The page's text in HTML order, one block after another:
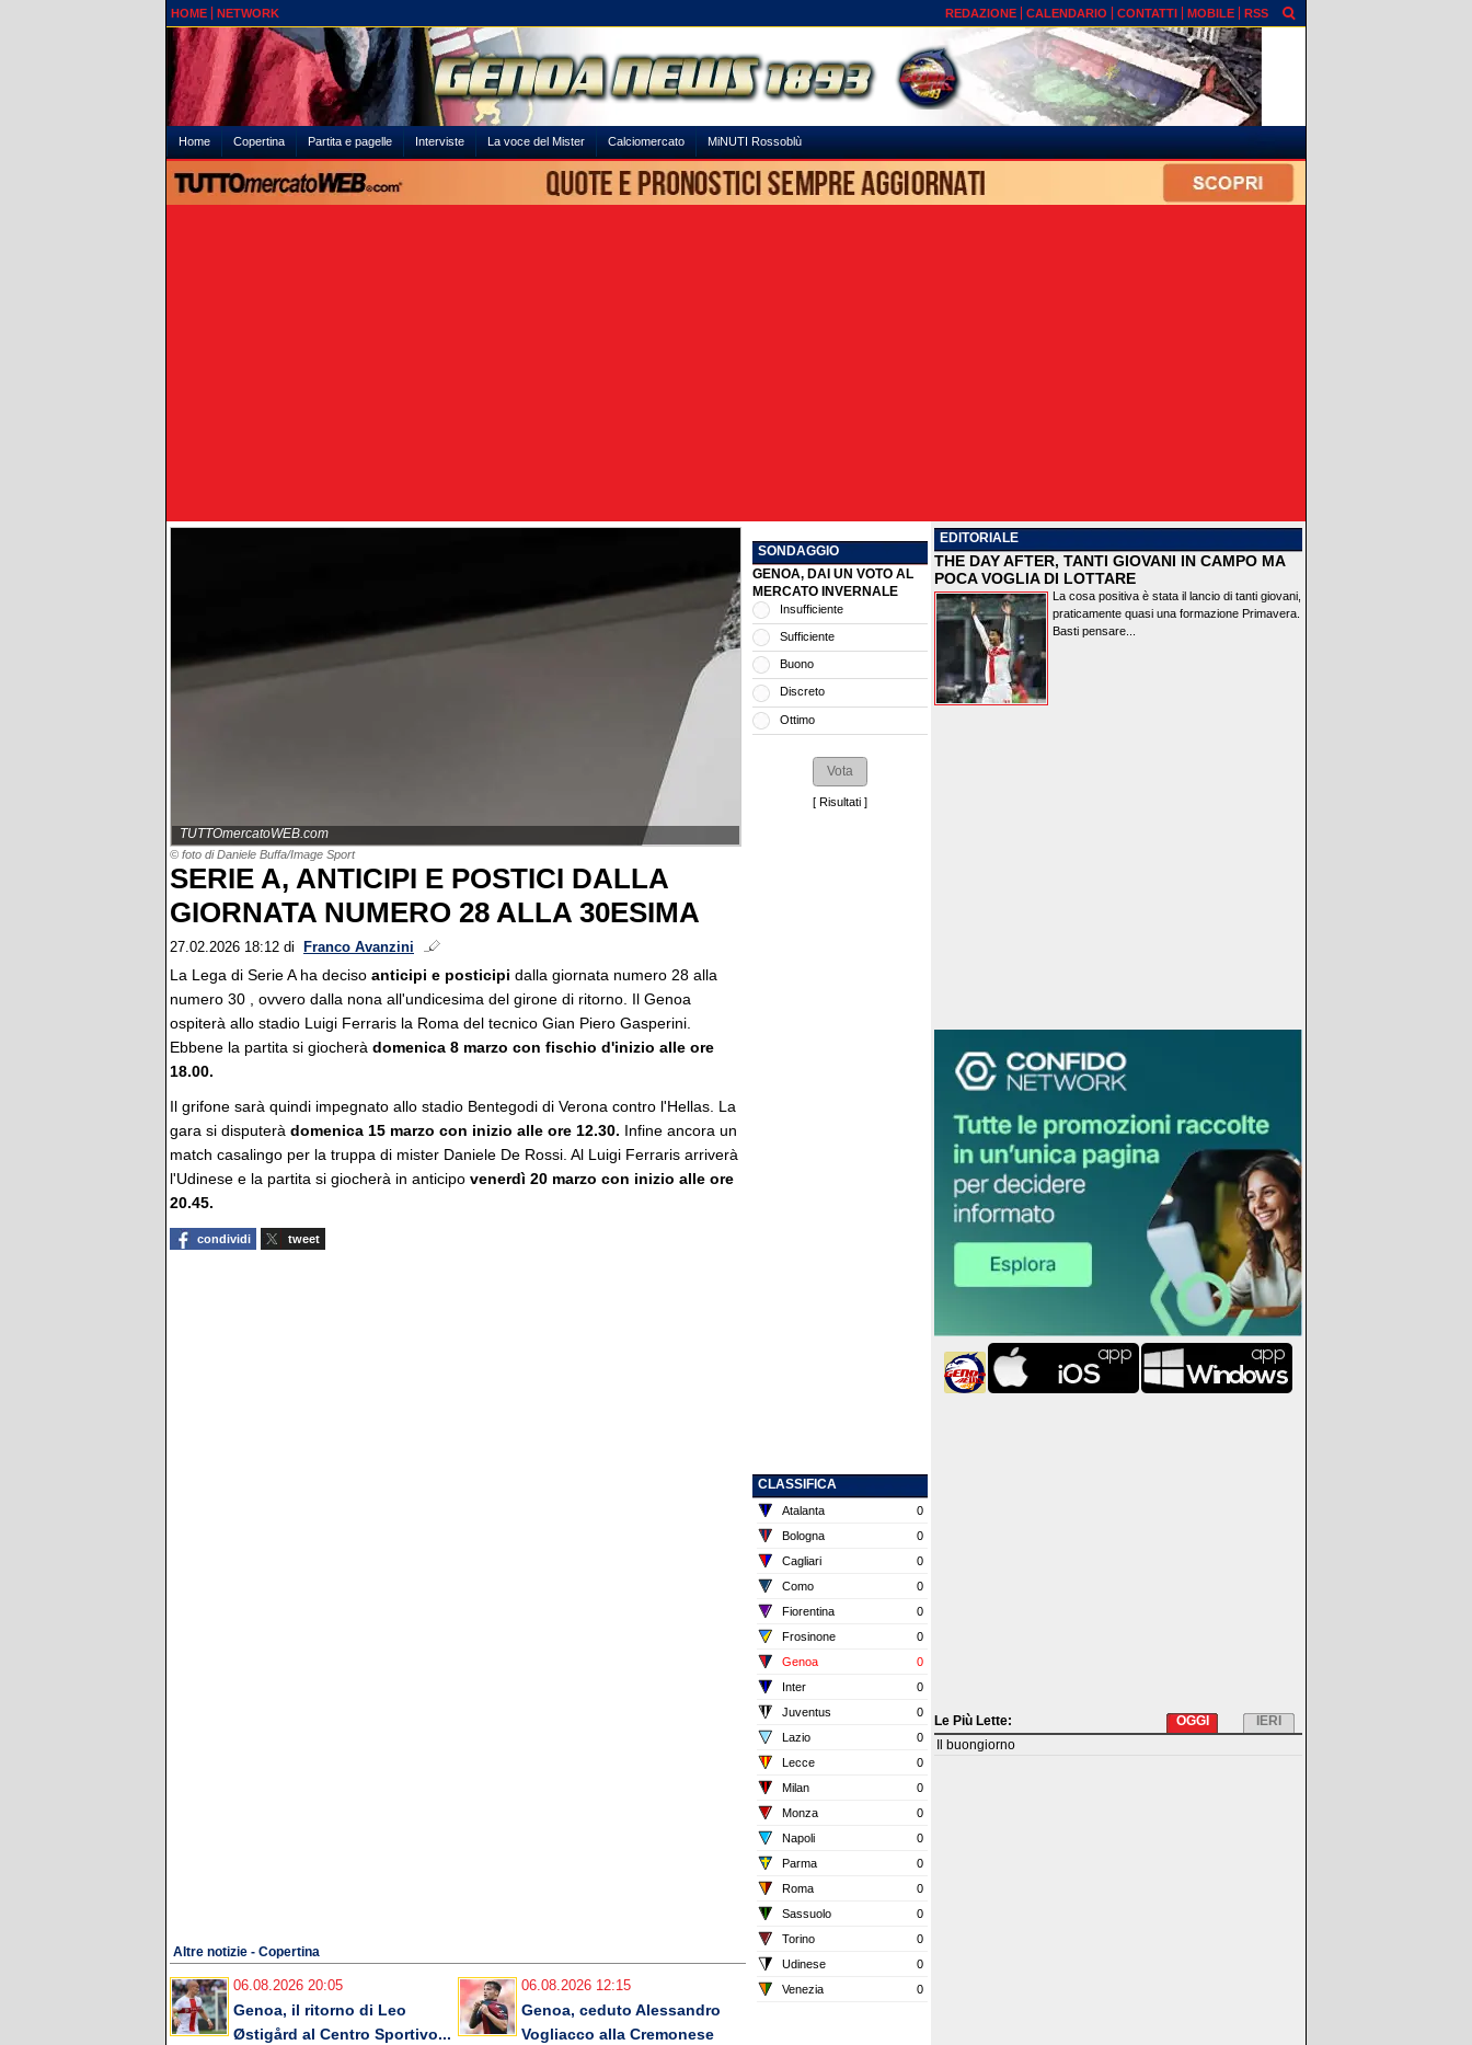
HOME NETWORK REDAZIONE CALENDARIO CONTATTI MOBILE RSS
Home Copertina Partita e pagelle Interviste La voce del Mister Calciomercato MiNUTI Rossoblù
TUTTOmercatoWEB.com
© foto di Daniele Buffa/Image Sport
SERIE A, ANTICIPI E POSTICI DALLA
GIORNATA NUMERO 28 ALLA 30ESIMA
27.02.2026 18:12 di Franco Avanzini
La Lega di Serie A ha deciso anticipi e posticipi dalla giornata numero 28 alla
numero 30 , ovvero dalla nona all'undicesima del girone di ritorno. Il Genoa
ospiterà allo stadio Luigi Ferraris la Roma del tecnico Gian Piero Gasperini.
Ebbene la partita si giocherà domenica 8 marzo con fischio d'inizio alle ore
18.00.
Il grifone sarà quindi impegnato allo stadio Bentegodi di Verona contro l'Hellas. La
gara si disputerà domenica 15 marzo con inizio alle ore 12.30. Infine ancora un
match casalingo per la truppa di mister Daniele De Rossi. Al Luigi Ferraris arriverà
l'Udinese e la partita si giocherà in anticipo venerdì 20 marzo con inizio alle ore
20.45.
condividi tweet
Altre notizie - Copertina
06.08.2026 20:05
Genoa, il ritorno di Leo
Østigård al Centro Sportivo...
06.08.2026 12:15
Genoa, ceduto Alessandro
Vogliacco alla Cremonese
SONDAGGIO
GENOA, DAI UN VOTO AL
MERCATO INVERNALE
Insufficiente
Sufficiente
Buono
Discreto
Ottimo
[ Risultati ]
CLASSIFICA
Atalanta
0
Bologna
0
Cagliari
0
Como
0
Fiorentina
0
Frosinone
0
Genoa
0
Inter
0
Juventus
0
Lazio
0
Lecce
0
Milan
0
Monza
0
Napoli
0
Parma
0
Roma
0
Sassuolo
0
Torino
0
Udinese
0
Venezia
0
EDITORIALE
THE DAY AFTER, TANTI GIOVANI IN CAMPO MA
POCA VOGLIA DI LOTTARE
La cosa positiva è stata il lancio di tanti giovani,
praticamente quasi una formazione Primavera.
Basti pensare...
Le Più Lette: IERI
OGGI
Il buongiorno